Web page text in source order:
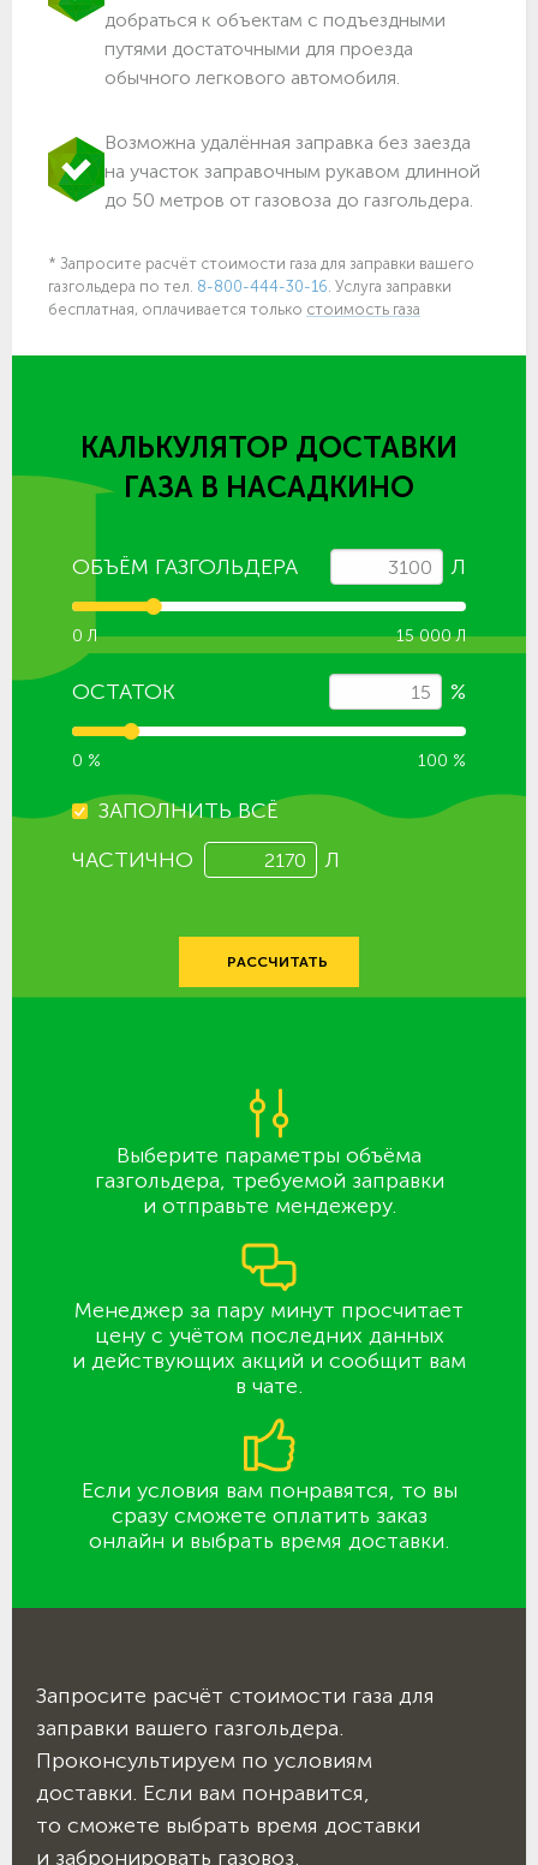
добраться к объектам c подъездными
путями достаточными для проезда
обычного легкового автомобиля.
Возможна удалённая заправка без заезда
на участок заправочным рукавом длинной
до 50 метров от газовоза до газгольдера.
* Запросите расчёт стоимости газа для заправки вашего
газгольдера по тел. 8-800-444-30-16. Услуга заправки
бесплатная, оплачивается только стоимость газа
КАЛЬКУЛЯТОР ДОСТАВКИ
ГАЗА В НАСАДКИНО
ОБЪЁМ ГАЗГОЛЬДЕРА Л
0 Л 15 000 Л
ОСТАТОК %
0 % 100 %
ЗАПОЛНИТЬ ВСЁ
ЧАСТИЧНО
Л
РАССЧИТАТЬ
Выберите параметры объёма
газгольдера, требуемой заправки
и отправьте мендежеру.
Менеджер за пару минут просчитает
цену с учётом последних данных
и действующих акций и сообщит вам
в чате.
Если условия вам понравятся, то вы
сразу сможете оплатить заказ
онлайн и выбрать время доставки.
Запросите расчёт стоимости газа для
заправки вашего газгольдера.
Проконсультируем по условиям
доставки. Если вам понравится,
то сможете выбрать время доставки
и забронировать газовоз.